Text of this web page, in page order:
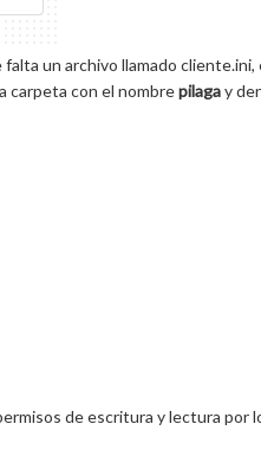
un archivo llamado cliente.ini,
carpeta con el nombrepilagay
de escritura y lectura por